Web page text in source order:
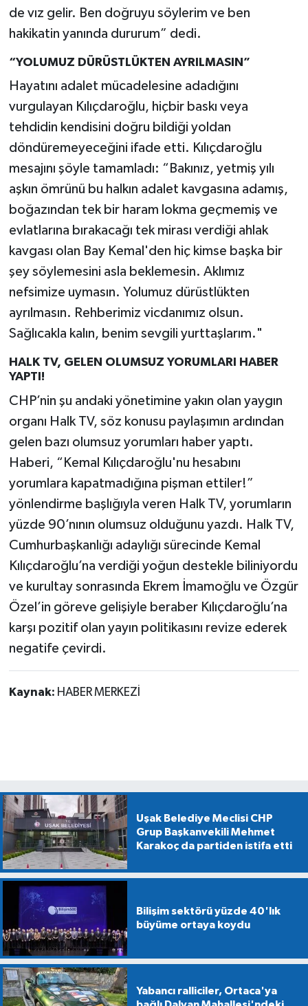
de vız gelir. Ben doğruyu söylerim ve ben
hakikatin yanında dururum” dedi.
“YOLUMUZ DÜRÜSTLÜKTEN AYRILMASIN”
Hayatını adalet mücadelesine adadığını
vurgulayan Kılıçdaroğlu, hiçbir baskı veya
tehdidin kendisini doğru bildiği yoldan
döndüremeyeceğini ifade etti. Kılıçdaroğlu
mesajını şöyle tamamladı: “Bakınız, yetmiş yılı
aşkın ömrünü bu halkın adalet kavgasına adamış,
boğazından tek bir haram lokma geçmemiş ve
evlatlarına bırakacağı tek mirası verdiği ahlak
kavgası olan Bay Kemal'den hiç kimse başka bir
şey söylemesini asla beklemesin. Aklımız
nefsimize uymasın. Yolumuz dürüstlükten
ayrılmasın. Rehberimiz vicdanımız olsun.
Sağlıcakla kalın, benim sevgili yurttaşlarım."
HALK TV, GELEN OLUMSUZ YORUMLARI HABER
YAPTI!
CHP’nin şu andaki yönetimine yakın olan yaygın
organı Halk TV, söz konusu paylaşımın ardından
gelen bazı olumsuz yorumları haber yaptı.
Haberi, “Kemal Kılıçdaroğlu'nu hesabını
yorumlara kapatmadığına pişman ettiler!”
yönlendirme başlığıyla veren Halk TV, yorumların
yüzde 90’nının olumsuz olduğunu yazdı. Halk TV,
Cumhurbaşkanlığı adaylığı sürecinde Kemal
Kılıçdaroğlu’na verdiği yoğun destekle biliniyordu
ve kurultay sonrasında Ekrem İmamoğlu ve Özgür
Özel’in göreve gelişiyle beraber Kılıçdaroğlu’na
karşı pozitif olan yayın politikasını revize ederek
negatife çevirdi.
Kaynak: HABER MERKEZİ
Uşak Belediye Meclisi CHP
Grup Başkanvekili Mehmet
Karakoç da partiden istifa etti
Bilişim sektörü yüzde 40'lık
büyüme ortaya koydu
Yabancı ralliciler, Ortaca'ya